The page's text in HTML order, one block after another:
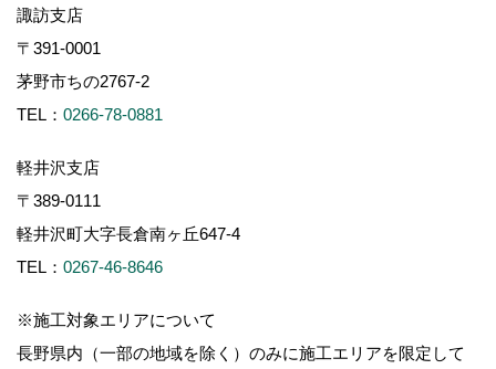
諏訪支店
〒391-0001
茅野市ちの2767-2
TEL： 0266-78-0881
軽井沢支店
〒389-0111
軽井沢町大字長倉南ヶ丘647-4
TEL： 0267-46-8646
※施工対象エリアについて
長野県内（一部の地域を除く）のみに施工エリアを限定して